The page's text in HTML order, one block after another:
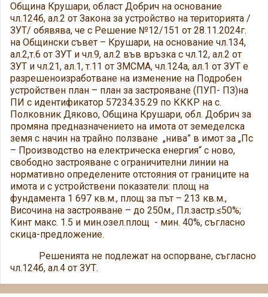
Община Крушари, област Добрич на основание
чл.124б, ал.2 от Закона за устройство на територията /
ЗУТ/ обявява, че с Решение №12/151 от 28.11.2024г.
на Общински съвет – Крушари, на основание чл.134,
ал.2,т.6 от ЗУТ и чл.9, ал.2 във връзка с чл.12, ал.2 от
ЗУТ и чл.21, ал.1, т.11 от ЗМСМА, чл.124а, ал.1 от ЗУТ е
разрешеноизработване на изменение на Подробен
устройствен план – план за застрояване (ПУП- ПЗ)на
ПИ с идентификатор 57234.35.29 по КККР на с.
Полковник Дяково, Община Крушари, обл. Добрич за
промяна предназначението на имота от земеделска
земя с начин на трайно ползване „нива” в имот за „Пс
– Производство на електрическа енергия“ с ново,
свободно застрояване с ограничителни линии на
нормативно определените отстояния от границите на
имота и с устройствени показатели: площ на
фундамента 1 697 кв.м., площ за път – 213 кв.м.,
Височина на застрояване – до 250м., Пл.застр.≤50%;
Кинт макс. 1.5 и мин.озел.площ - мин. 40%, съгласно
скица-предложение.
Решенията не подлежат на оспорване, съгласно
чл.124б, ал.4 от ЗУТ.